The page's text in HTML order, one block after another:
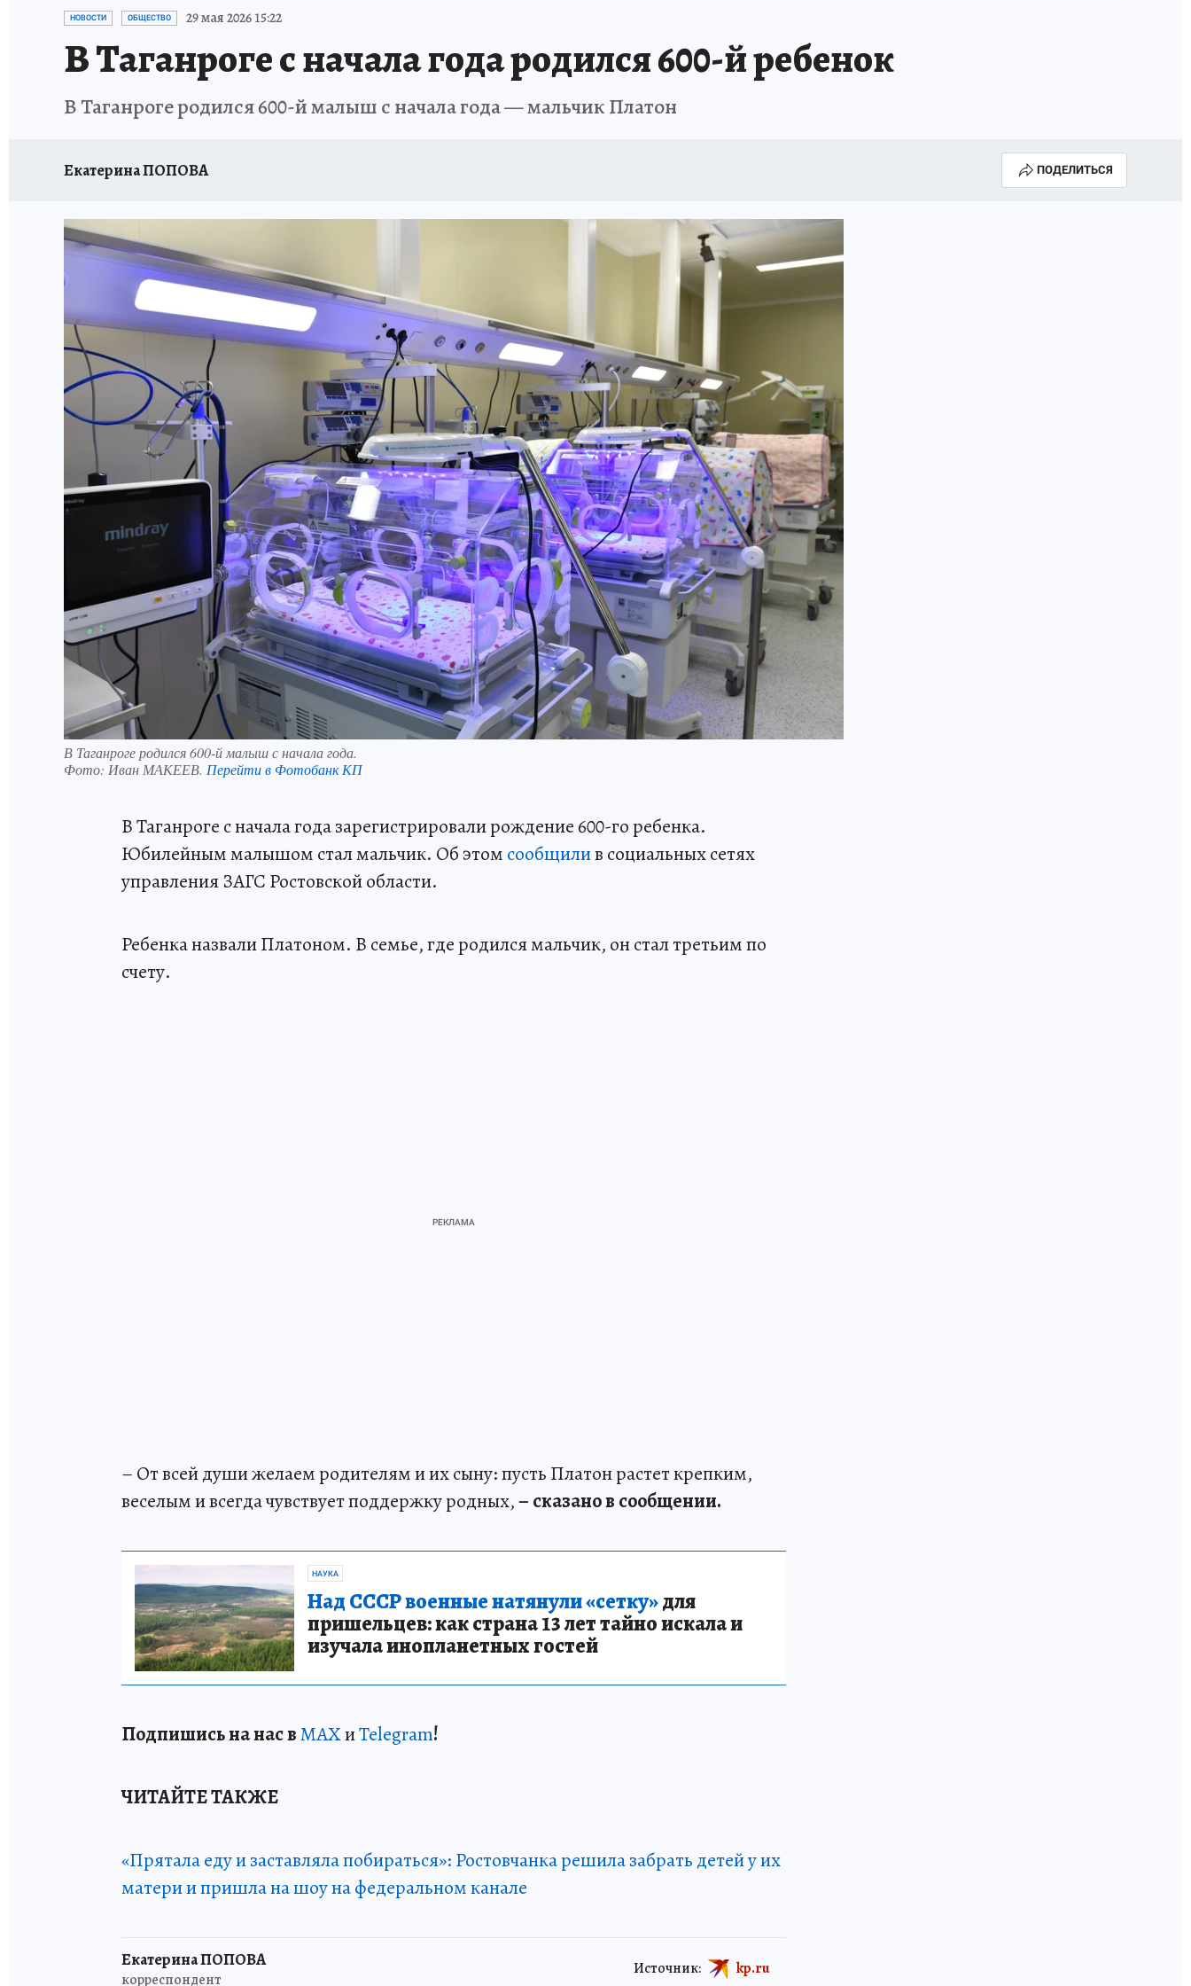
ЗАПОВЕДНАЯ РОССИЯ
НОВОСТИ ОБЩЕСТВО 29 мая 2026 15:22
В Таганроге с начала года родился 600-й ребенок
В Таганроге родился 600-й малыш с начала года — мальчик Платон
Екатерина ПОПОВА ПОДЕЛИТЬСЯ
В Таганроге родился 600-й малыш с начала года.
Фото: Иван МАКЕЕВ. Перейти в Фотобанк КП
В Таганроге с начала года зарегистрировали рождение 600-го ребенка.
Юбилейным малышом стал мальчик. Об этом сообщилив социальных сетях
управления ЗАГС Ростовской области.
Ребенка назвали Платоном. В семье, где родился мальчик, он стал третьим по
счету.
– От всей души желаем родителям и их сыну: пусть Платон растет крепким,
веселым и всегда чувствует поддержку родных,– сказано в сообщении.
НАУКА
Над СССР военные натянули «сетку»для
пришельцев: как страна 13 лет тайно искала и
изучала инопланетных гостей
Подпишись на нас вМАХиTelegram!
ЧИТАЙТЕ ТАКЖЕ
«Прятала еду и заставляла побираться»: Ростовчанка решила забрать детей у их
матери и пришла на шоу на федеральном канале
Екатерина ПОПОВА
корреспондент
Источник: kp.ru